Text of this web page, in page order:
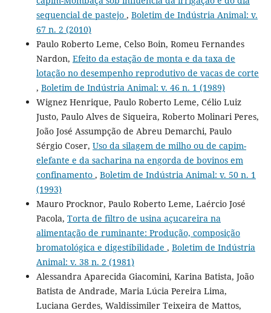
sequencial de pastejo , Boletim de Indústria Animal: v.
67 n. 2 (2010)
Paulo Roberto Leme, Celso Boin, Romeu Fernandes
Nardon, Efeito da estação de monta e da taxa de
lotação no desempenho reprodutivo de vacas de corte
, Boletim de Indústria Animal: v. 46 n. 1 (1989)
Wignez Henrique, Paulo Roberto Leme, Célio Luiz
Justo, Paulo Alves de Siqueira, Roberto Molinari Peres,
João José Assumpção de Abreu Demarchi, Paulo
Sérgio Coser, Uso da silagem de milho ou de capim-
elefante e da sacharina na engorda de bovinos em
confinamento , Boletim de Indústria Animal: v. 50 n. 1
(1993)
Mauro Procknor, Paulo Roberto Leme, Laércio José
Pacola, Torta de filtro de usina açucareira na
alimentação de ruminante: Produção, composição
bromatológica e digestibilidade , Boletim de Indústria
Animal: v. 38 n. 2 (1981)
Alessandra Aparecida Giacomini, Karina Batista, João
Batista de Andrade, Maria Lúcia Pereira Lima,
Luciana Gerdes, Waldissimiler Teixeira de Mattos,